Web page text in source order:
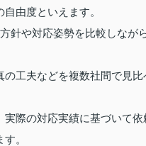
由度といえます。
針や対応姿勢を比較しなが
工夫などを複数社間で見
際の対応実績に基づいて
。